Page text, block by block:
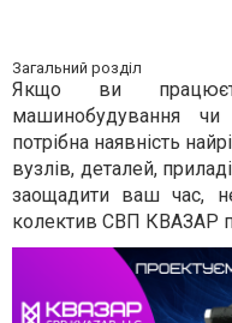
Загальний розділ
Якщо ви
машинобудування чи
потрібна наявність
вузлів, деталей,
заощадити ваш час,
колектив СВП КВАЗАР